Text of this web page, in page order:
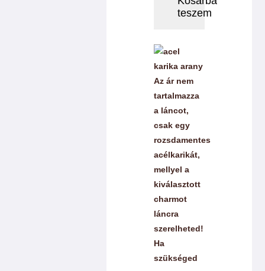
charmokteszem
Az ár nem
tartalmazza
a láncot,
csak egy
rozsdamentes
acélkarikát,
mellyel a
kiválasztott
charmot
láncra
szerelheted!
Ha
szükséged